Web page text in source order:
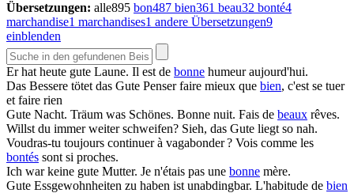
Übersetzungen: alle895 bon487 bien361 beau32 bonté4
marchandise1 marchandises1 andere Übersetzungen9
einblenden
Er hat heute gute Laune. Il est de bonne humeur aujourd'hui.
Das Bessere tötet das Gute Penser faire mieux que bien, c'est se tuer
et faire rien
Gute Nacht. Träum was Schönes. Bonne nuit. Fais de beaux rêves.
Willst du immer weiter schweifen? Sieh, das Gute liegt so nah.
Voudras-tu toujours continuer à vagabonder ? Vois comme les
bontés sont si proches.
Ich war keine gute Mutter. Je n'étais pas une bonne mère.
Gute Essgewohnheiten zu haben ist unabdingbar. L'habitude de bien